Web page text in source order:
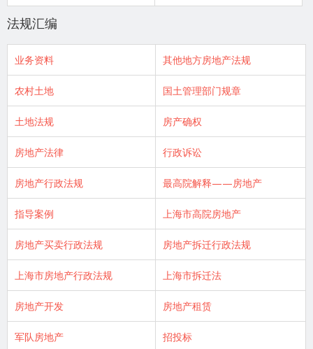
法规汇编
业务资料 其他地方房地产法规
农村土地 国土管理部门规章
土地法规 房产确权
房地产法律 行政诉讼
房地产行政法规 最高院解释——房地产
指导案例 上海市高院房地产
房地产买卖行政法规 房地产拆迁行政法规
上海市房地产行政法规 上海市拆迁法
房地产开发 房地产租赁
军队房地产 招投标